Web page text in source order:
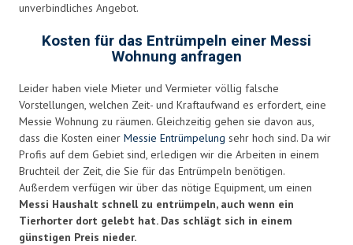
unverbindliches Angebot.
Kosten für das Entrümpeln einer Messi
Wohnung anfragen
Leider haben viele Mieter und Vermieter völlig falsche
Vorstellungen, welchen Zeit- und Kraftaufwand es erfordert, eine
Messie Wohnung zu räumen. Gleichzeitig gehen sie davon aus,
dass die Kosten einer Messie Entrümpelung sehr hoch sind. Da wir
Profis auf dem Gebiet sind, erledigen wir die Arbeiten in einem
Bruchteil der Zeit, die Sie für das Entrümpeln benötigen.
Außerdem verfügen wir über das nötige Equipment, um einen
Messi Haushalt schnell zu entrümpeln, auch wenn ein
Tierhorter dort gelebt hat. Das schlägt sich in einem
günstigen Preis nieder.